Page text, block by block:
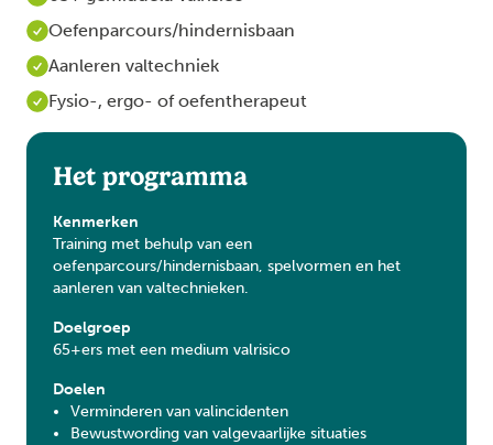
Oefenparcours/hindernisbaan
Aanleren valtechniek
Fysio-, ergo- of oefentherapeut
Het programma
Kenmerken
Training met behulp van een
oefenparcours/hindernisbaan, spelvormen en het
aanleren van valtechnieken.
Doelgroep
65+ers met een medium valrisico
Doelen
Verminderen van valincidenten
Bewustwording van valgevaarlijke situaties